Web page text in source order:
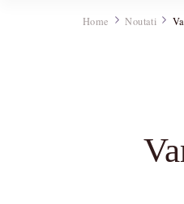
Home Noutati